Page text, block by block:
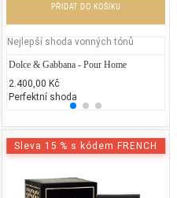
Jean Paul Gaultier - Le Beau
2.520,00 Kč
25% běžných vonných tónů
PŘIDAT DO KOŠÍKU
Nejlepší shoda vonných tónů
Dolce & Gabbana - Pour Home
2.400,00 Kč
Perfektní shoda
Sleva 15 % s kódem FRENCH